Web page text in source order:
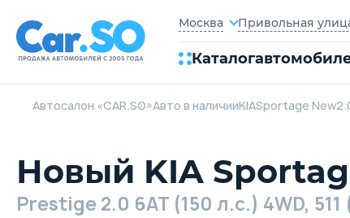
Москва Привольная
Каталог
Автосалон «CAR.SO»Авто в наличииKIASportage New
Новый KIA
Prestige 2.0 6AT (150 л.с.) 4WD, 511